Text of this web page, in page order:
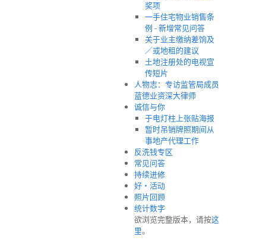
奖项
一手住宅物业销售条
例 - 新增常见问答
关于业主缴纳差饷及
／或地租的建议
土地注册处的电视宣
传短片
人物志：专访监管局成员
蓝德业资深大律师
诚信与你
于电灯柱上张贴海报
暂时吊销牌照期间从
事地产代理工作
反洗钱专区
常见问答
持续进修
好‧活动
照片回顾
统计数字
欲浏览完整版本，请按这
里。